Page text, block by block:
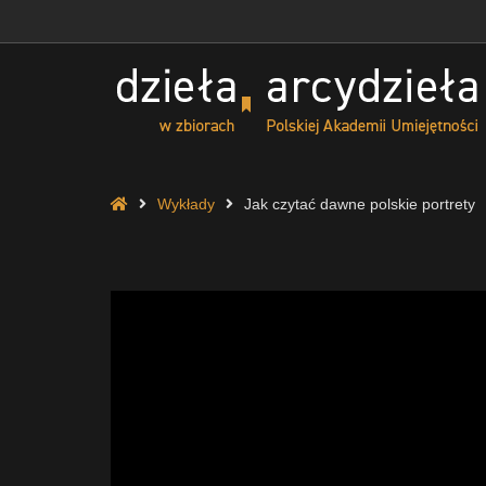
HomeWykłady Jak czytać dawne polskie portrety